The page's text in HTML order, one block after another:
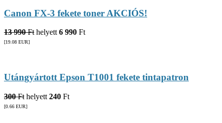
Canon FX-3 fekete toner AKCIÓS!
13 990 Ft helyett 6 990 Ft
[19.08 EUR]
Utángyártott Epson T1001 fekete tintapatron
300 Ft helyett 240 Ft
[0.66 EUR]